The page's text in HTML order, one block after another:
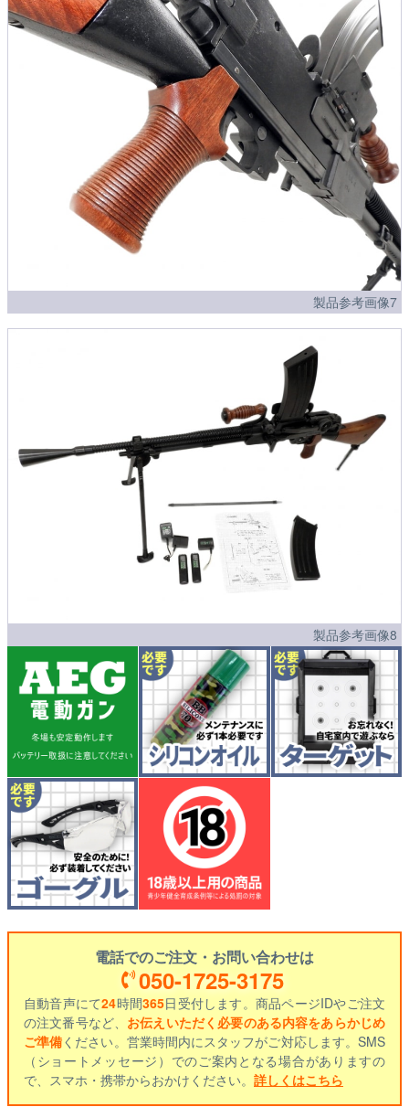
製品参考画像7
製品参考画像8
電話でのご注文・お問い合わせは
050-1725-3175
自動音声にて24時間365日受付します。商品ページIDやご注文
の注文番号など、 お伝えいただく必要のある内容をあらかじめ
ご準備ください。営業時間内にスタッフがご対応します。SMS
（ショートメッセージ）でのご案内となる場合がありますの
で、スマホ・携帯からおかけください。 詳しくはこちら